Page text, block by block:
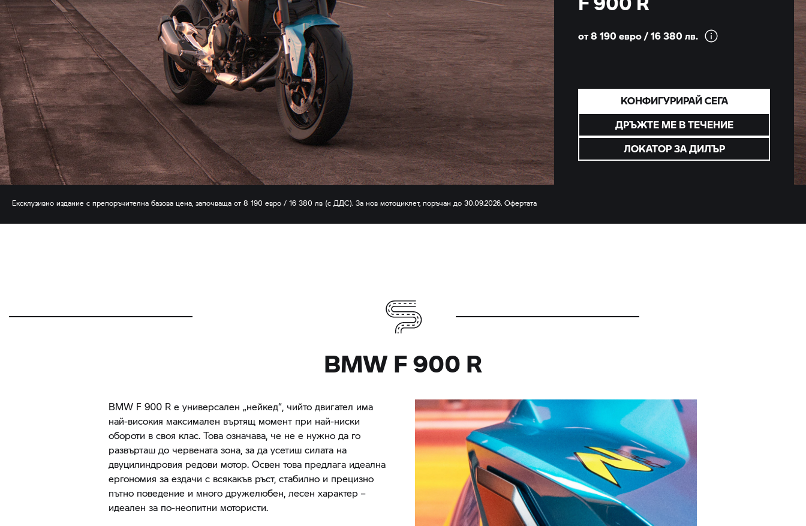
от 8 190 евро / 16 380 лв.
КОНФИГУРИРАЙ СЕГА
ДРЪЖТЕ МЕ В ТЕЧЕНИЕ
ЛОКАТОР ЗА ДИЛЪР
Ексклузивно издание с препоръчителна базова цена, започваща от 8 190 евро / 16 380 лв (с ДДС). За нов мотоциклет, поръчан до 30.09.2026. Офертата
и допустимите модели, моля свържете се с Вашия дилър наBMW Motorrad.Специалното издание не е налично в онлайн конфигуратора.
BMWF 900 R
BMW F 900 R е универсален „нейкед“, чийто двигател има
най-високия максимален въртящ момент при най-ниски
обороти в своя клас. Това означава, че не е нужно да го
развърташ до червената зона, за да усетиш силата на
двуцилиндровия редови мотор. Освен това предлага идеална
ергономия за ездачи с всякакъв ръст, стабилно и прецизно
пътно поведение и много дружелюбен, лесен характер –
идеален за по-неопитни мотористи.